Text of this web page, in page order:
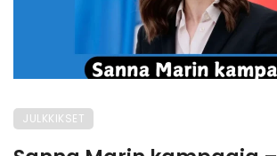
JULKKIKSET